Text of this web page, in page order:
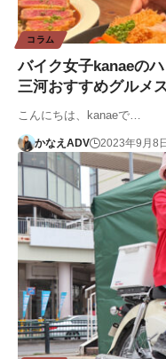
コラム
バイク女子kanaeの
三河おすすめグルメ
こんにちは、kanaeで…
かなえADV 2023年9月8日